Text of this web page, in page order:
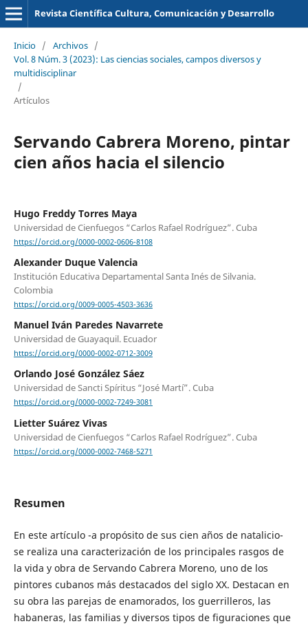
Revista Científica Cultura, Comunicación y Desarrollo
Inicio / Archivos /
Vol. 8 Núm. 3 (2023): Las ciencias sociales, campos diversos y
multidisciplinar
/
Artículos
Servando Cabrera Moreno, pintar
cien años hacia el silencio
Hugo Freddy Torres Maya
Universidad de Cienfuegos “Carlos Rafael Rodríguez”. Cuba
https://orcid.org/0000-0002-0606-8108
Alexander Duque Valencia
Institución Educativa Departamental Santa Inés de Silvania.
Colombia
https://orcid.org/0009-0005-4503-3636
Manuel Iván Paredes Navarrete
Universidad de Guayaquil. Ecuador
https://orcid.org/0000-0002-0712-3009
Orlando José González Sáez
Universidad de Sancti Spíritus “José Martí”. Cuba
https://orcid.org/0000-0002-7249-3081
Lietter Suárez Vivas
Universidad de Cienfuegos “Carlos Rafael Rodríguez”. Cuba
https://orcid.org/0000-0002-7468-5271
Resumen
En este artículo -a propósito de sus cien años de natalicio-
se realiza una caracterización de los principales rasgos de
la vida y obra de Servando Cabrera Moreno, uno de los
pintores cubanos más destacados del siglo XX. Destacan en
su obra las parejas de enamorados, los guerrilleros, las
habaneras, las familias y diversos tipos de figuraciones que